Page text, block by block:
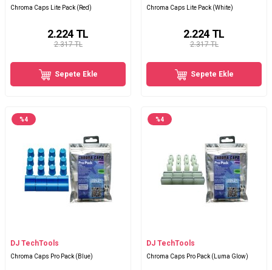
Chroma Caps Lite Pack (Red)
2.317 TL
2.224 TL
Sepete Ekle
Chroma Caps Lite Pack (White)
2.317 TL
2.224 TL
Sepete Ekle
%4
DJ TechTools
Chroma Caps Pro Pack (Blue)
%4
DJ TechTools
Chroma Caps Pro Pack (Luma Glow)